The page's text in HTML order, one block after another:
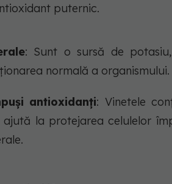
puternic.
: Sunt o sursă de
normală a organismului.
antioxidanți: Vinetele
ajută la protejarea celulelor